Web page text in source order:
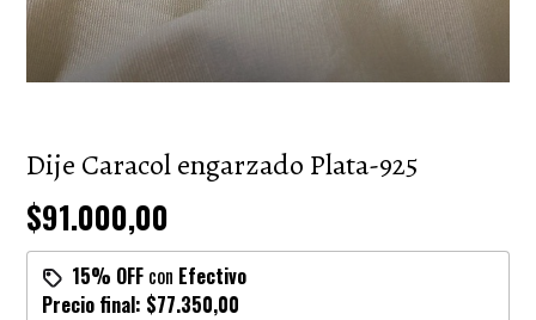
Dije Caracol engarzado Plata-925
$91.000,00
15% OFF con Efectivo
Precio final: $77.350,00